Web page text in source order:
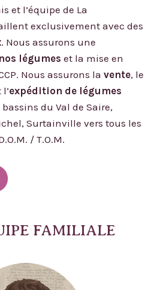
et l’équipe de La
exclusivement avec des
. Nous assurons une
légumes et la mise en
Nous assurons la vente, le
expédition de légumes
bassins du Val de Saire,
Surtainville vers tous les
/ T.O.M.
FAMILIALE